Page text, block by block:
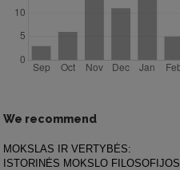
We recommend
MOKSLAS IR VERTYBĖS:
ISTORINĖS MOKSLO FILOSOFIJOS